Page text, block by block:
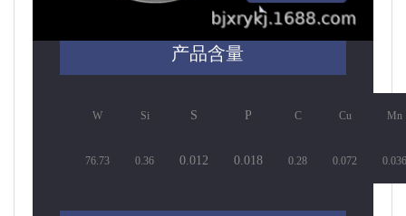
产品含量
W Si S P C Cu Mn
76.73 0.36 0.012 0.018 0.28 0.072 0.036